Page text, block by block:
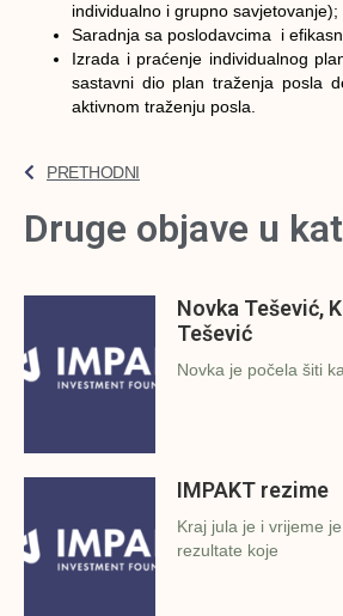
individualno i grupno savjetovanje);
Saradnja sa poslodavcima i
Izrada i praćenje individualnog
sastavni dio plan traženja posla
aktivnom traženju posla.
PRETHODNI
Druge objave u
Novka Tešević,
Tešević
Novka je počela šiti
IMPAKT rezime
Kraj jula je i vrijeme
rezultate koje